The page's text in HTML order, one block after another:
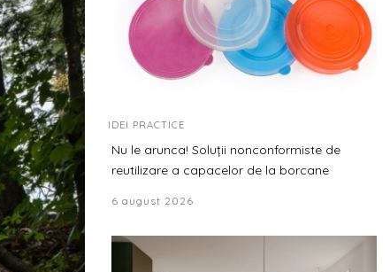
IDEI PRACTICE
Nu le arunca! Soluții nonconformiste de
reutilizare a capacelor de la borcane
6 august 2026